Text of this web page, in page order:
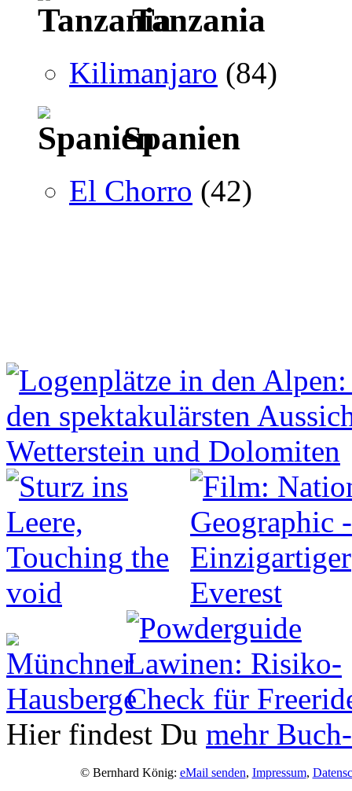
Tanzania
Kilimanjaro (84)
Spanien
El Chorro (42)
Hier findest Du mehr
© Bernhard König: eMail senden, Impressum,